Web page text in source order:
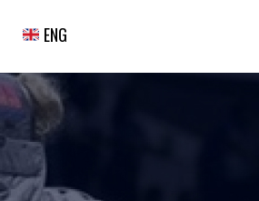
ENG